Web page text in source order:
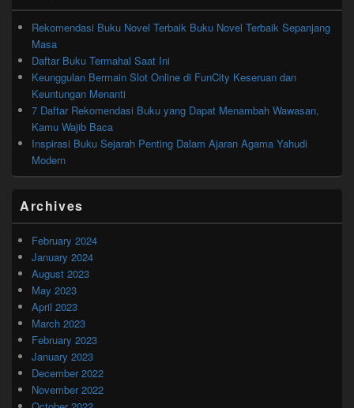
Widget
Area Rekomendasi Buku Novel Terbaik Buku Novel Terbaik Sepanjang
Masa
Daftar Buku Termahal Saat Ini
Keunggulan Bermain Slot Online di FunCity Keseruan dan
Keuntungan Menanti
7 Daftar Rekomendasi Buku yang Dapat Menambah Wawasan,
Kamu Wajib Baca
Inspirasi Buku Sejarah Penting Dalam Ajaran Agama Yahudi
Modern
Archives
February 2024
January 2024
August 2023
May 2023
April 2023
March 2023
February 2023
January 2023
December 2022
November 2022